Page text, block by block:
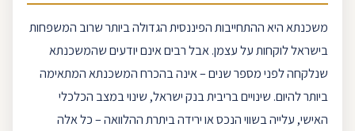
משכנתאהיא ההתחייבות הפיננסית הגדולה ביותר שרוב המשפחות
בישראל לוקחות על עצמן. אבל רבים אינם יודעים שהמשכנתא
שנלקחה לפני מספר שנים – אינה בהכרח המשכנתא המתאימה
ביותר להיום. שינויים בריביתבנק ישראל, שינוי במצב הכלכלי
האישי, עלייה בשווי הנכס או ירידה ביתרת ההלוואה – כל אלה